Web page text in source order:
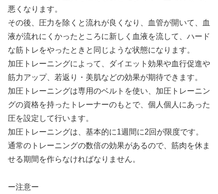
悪くなります。
その後、圧力を除くと流れが良くなり、血管が開いて、血
液が流れにくかったところに新しく血液を流して、ハード
な筋トレをやったときと同じような状態になります。
加圧トレーニングによって、ダイエット効果や血行促進や
筋力アップ、若返り・美肌などの効果が期待できます。
加圧トレーニングは専用のベルトを使い、加圧トレーニン
グの資格を持ったトレーナーのもとで、個人個人にあった
圧を設定して行います。
加圧トレーニングは、基本的に1週間に2回が限度です。
通常のトレーニングの数倍の効果があるので、筋肉を休ま
せる期間を作らなければなりません。
ー注意ー